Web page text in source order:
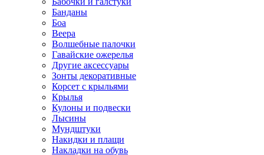
Банданы
Боа
Веера
Волшебные палочки
Гавайские ожерелья
Другие аксессуары
Зонты декоративные
Корсет с крыльями
Крылья
Кулоны и подвески
Лысины
Мундштуки
Накидки и плащи
Накладки на обувь